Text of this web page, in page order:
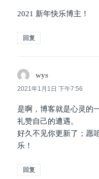
2021 新年快乐博主！
回复
wys
道：
2021年1月1日 下午7:56
是啊，博客就是心灵的
礼赞自己的遭遇。
好久不见你更新了；愿
乐！
回复